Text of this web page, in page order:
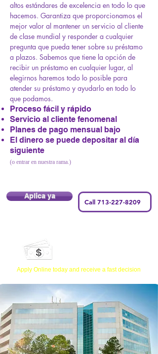
altos estándares de excelencia en todo lo que
hacemos. Garantiza que proporcionamos el
mejor valor al mantener un servicio al cliente
de clase mundial y responder a cualquier
pregunta que pueda tener sobre su préstamo
a plazos. Sabemos que tiene la opción de
recibir un préstamo en cualquier lugar, al
elegirnos haremos todo lo posible para
atender su préstamo y ayudarlo en todo lo
que podamos.
Proceso fácil y rápido
Servicio al cliente fenomenal
Planes de pago mensual bajo
El dinero se puede depositar al día
siguiente
(o entrar en nuestra rama.)
Aplica ya
Call 713-227-8209
Apply Online today and receive a fast decision